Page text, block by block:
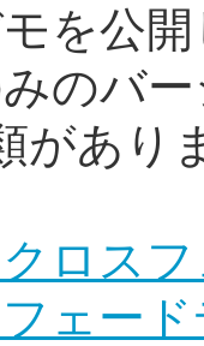
を公
のバ
があり
ロス
ェー